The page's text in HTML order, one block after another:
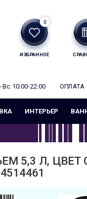
ИЗБРАННОЕ
0
Вс: 10:00-22:00 ОПЛАТА
ИНТЕРЬЕР
5,3 Л, ЦВЕТ